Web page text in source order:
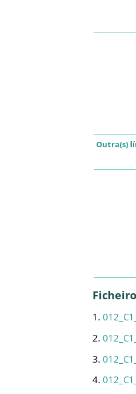
Outra(s)
1.
2.
3.
4.